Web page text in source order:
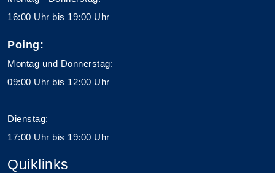
16:00 Uhr bis 19:00 Uhr
Poing:
Montag und Donnerstag:
09:00 Uhr bis 12:00 Uhr
Dienstag:
17:00 Uhr bis 19:00 Uhr
Quiklinks